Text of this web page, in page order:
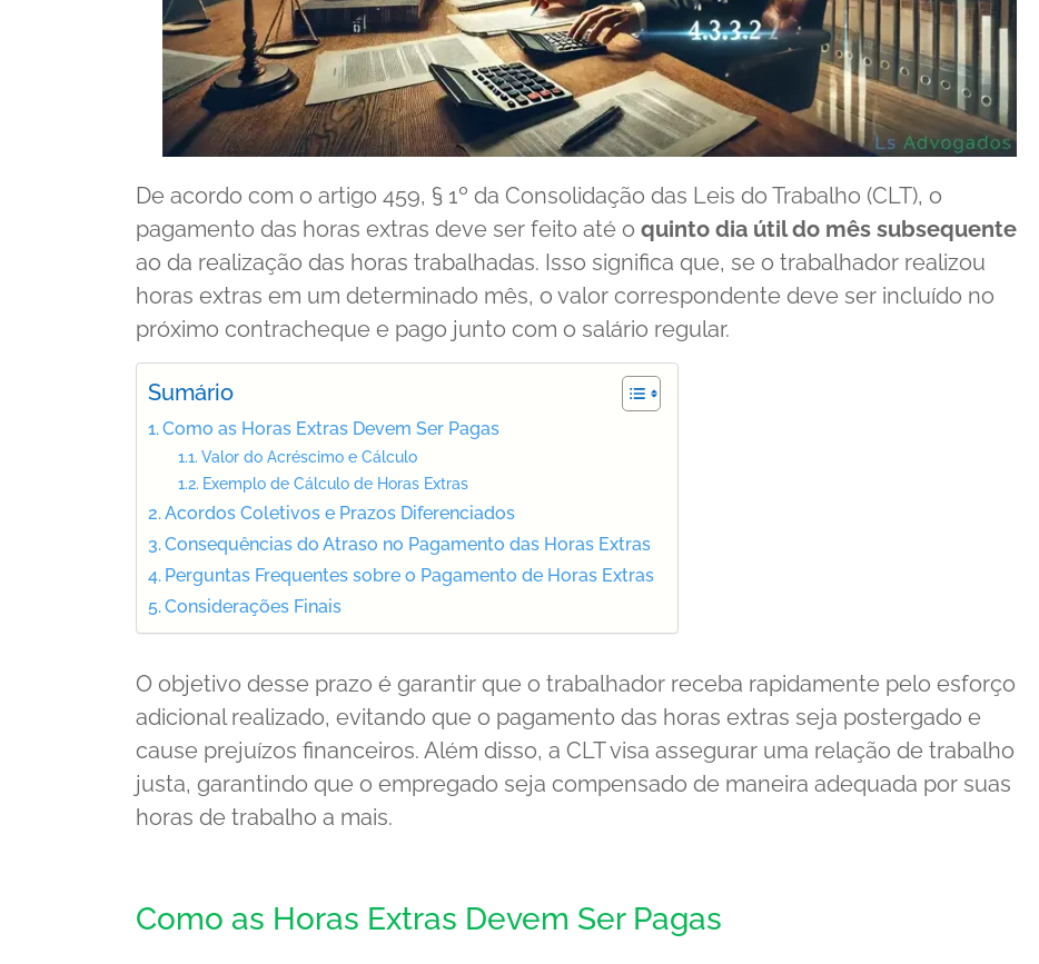
De acordo com o artigo 459, § 1º da Consolidação das Leis do Trabalho (CLT), o
pagamento das horas extras deve ser feito até o quinto dia útil do mês subsequente
ao da realização das horas trabalhadas. Isso significa que, se o trabalhador realizou
horas extras em um determinado mês, o valor correspondente deve ser incluído no
próximo contracheque e pago junto com o salário regular.
Sumário
Como as Horas Extras Devem Ser Pagas
Valor do Acréscimo e Cálculo
Exemplo de Cálculo de Horas Extras
Acordos Coletivos e Prazos Diferenciados
Consequências do Atraso no Pagamento das Horas Extras
Perguntas Frequentes sobre o Pagamento de Horas Extras
Considerações Finais
O objetivo desse prazo é garantir que o trabalhador receba rapidamente pelo esforço
adicional realizado, evitando que o pagamento das horas extras seja postergado e
cause prejuízos financeiros. Além disso, a CLT visa assegurar uma relação de trabalho
justa, garantindo que o empregado seja compensado de maneira adequada por suas
horas de trabalho a mais.
Como as Horas Extras Devem Ser Pagas